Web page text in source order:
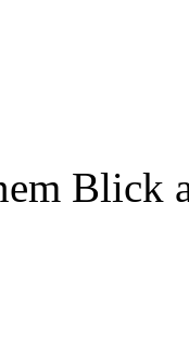
Blick